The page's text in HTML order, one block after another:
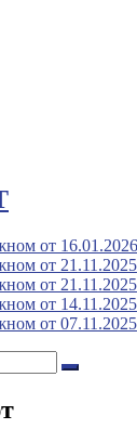
от 16.01.2026
от 21.11.2025
от 21.11.2025
от 14.11.2025
от 07.11.2025
Поиск